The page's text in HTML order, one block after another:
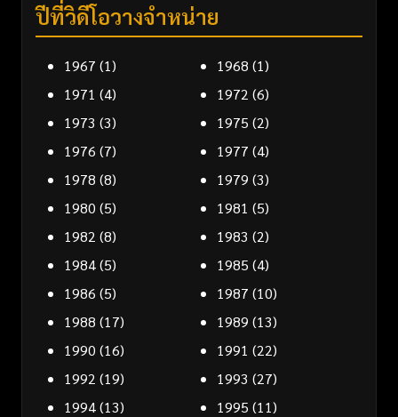
ปีที่วิดีโอวางจำหน่าย
1967 (1) 1968 (1)
1971 (4) 1972 (6)
1973 (3) 1975 (2)
1976 (7) 1977 (4)
1978 (8) 1979 (3)
1980 (5) 1981 (5)
1982 (8) 1983 (2)
1984(5) 1985 (4)
1986 (5) 1987 (10)
1988 (17) 1989 (13)
1990 (16) 1991 (22)
1992 (19) 1993 (27)
1994(13) 1995 (11)